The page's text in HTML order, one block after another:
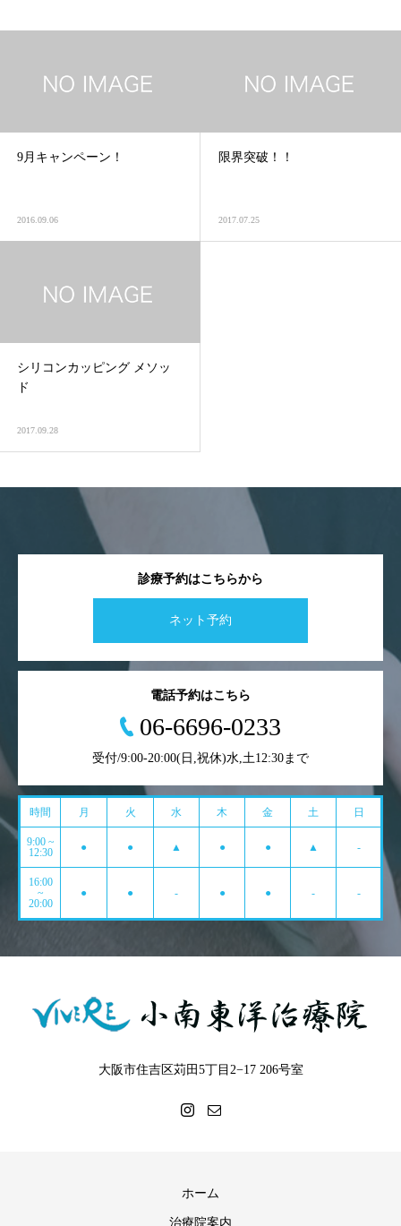
9月キャンペーン！
2016.09.06
限界突破！！
2017.07.25
シリコンカッピング メソッ
ド
2017.09.28
診療予約はこちらから
ネット予約
電話予約はこちら
06-6696-0233
受付/9:00-20:00(日,祝休)水,土12:30まで
時間 月 火 水 木 金 土 日
9:00 ~
12:30
● ● ▲ ● ● ▲ -
16:00
~
20:00
● ● - ● ● - -
大阪市住吉区苅田5丁目2−17 206号室
ホーム
治療院案内